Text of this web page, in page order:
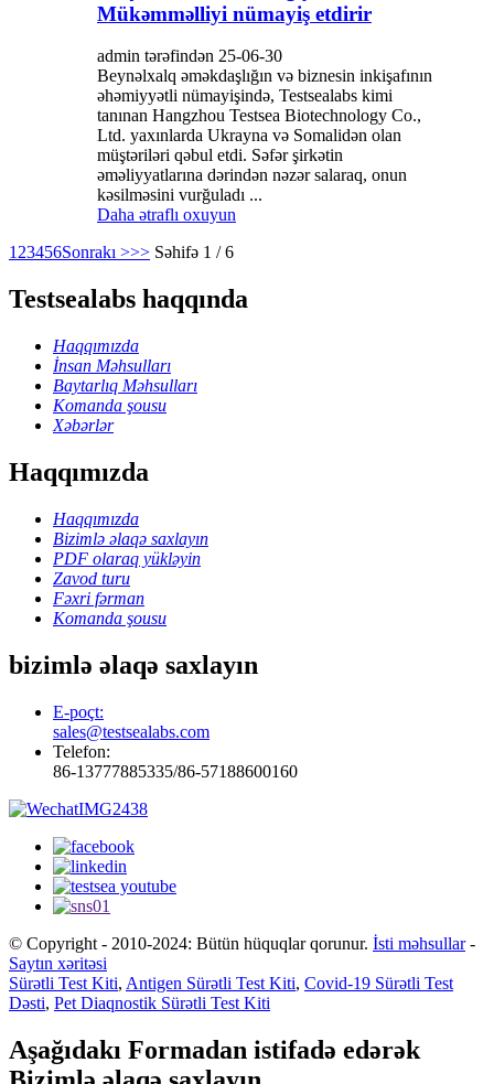
Mükəmməlliyi nümayiş etdirir
admin tərəfindən 25-06-30
Beynəlxalq əməkdaşlığın və biznesin inkişafının
əhəmiyyətli nümayişində, Testsealabs kimi
tanınan Hangzhou Testsea Biotechnology Co.,
Ltd. yaxınlarda Ukrayna və Somalidən olan
müştəriləri qəbul etdi. Səfər şirkətin
əməliyyatlarına dərindən nəzər salaraq, onun
kəsilməsini vurğuladı ...
Daha ətraflı oxuyun
123456Sonrakı >>> Səhifə 1 / 6
Testsealabs haqqında
Haqqımızda
İnsan Məhsulları
Baytarlıq Məhsulları
Komanda şousu
Xəbərlər
Haqqımızda
Haqqımızda
Bizimlə əlaqə saxlayın
PDF olaraq yükləyin
Zavod turu
Fəxri fərman
Komanda şousu
bizimlə əlaqə saxlayın
E-poçt:
sales@testsealabs.com
Telefon:
86-13777885335/86-57188600160
© Copyright - 2010-2024: Bütün hüquqlar qorunur. İsti məhsullar-
Saytın xəritəsi
Sürətli Test Kiti, Antigen Sürətli Test Kiti, Covid-19 Sürətli Test
Dəsti, Pet Diaqnostik Sürətli Test Kiti
Aşağıdakı Formadan istifadə edərək